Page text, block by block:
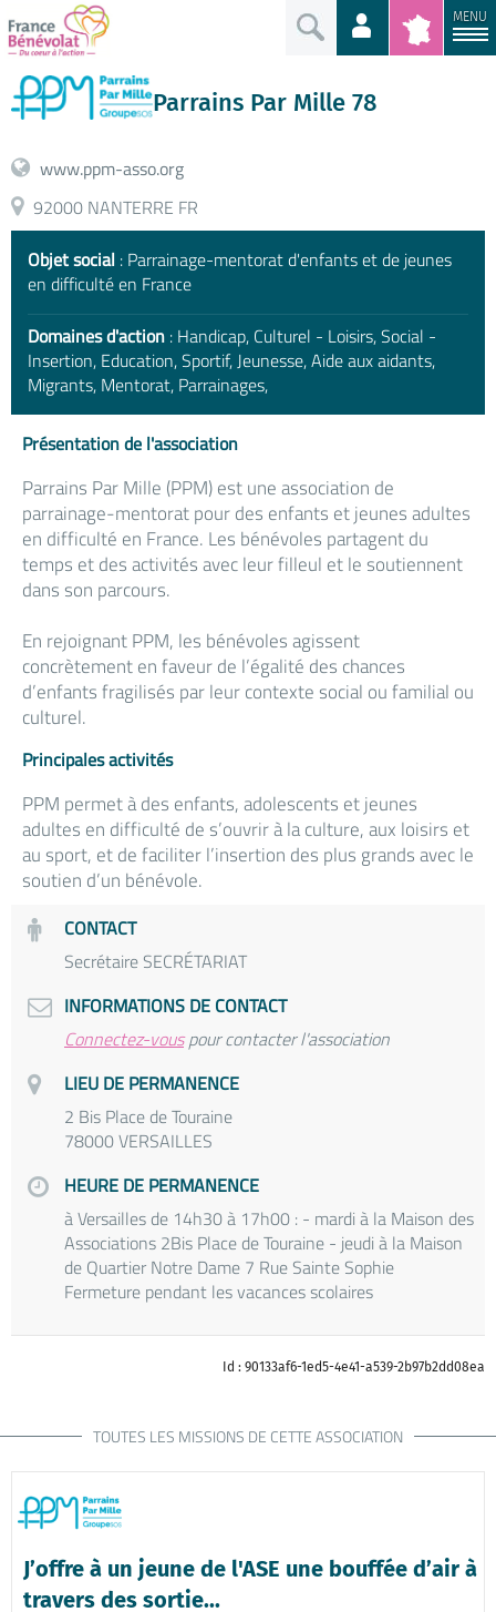
MENU
Parrains Par Mille 78
www.ppm-asso.org
92000 NANTERRE FR
Objet social : Parrainage-mentorat d'enfants et de jeunes
en difficulté en France
Domaines d'action : Handicap, Culturel - Loisirs, Social -
Insertion, Education, Sportif, Jeunesse, Aide aux aidants,
Migrants, Mentorat, Parrainages,
Présentation de l'association
Parrains Par Mille (PPM) est une association de
parrainage-mentorat pour des enfants et jeunes adultes
en difficulté en France. Les bénévoles partagent du
temps et des activités avec leur filleul et le soutiennent
dans son parcours.
En rejoignant PPM, les bénévoles agissent
concrètement en faveur de l’égalité des chances
d’enfants fragilisés par leur contexte social ou familial ou
culturel.
Principales activités
PPM permet à des enfants, adolescents et jeunes
adultes en difficulté de s’ouvrir à la culture, aux loisirs et
au sport, et de faciliter l’insertion des plus grands avec le
soutien d’un bénévole.
CONTACT
Secrétaire SECRÉTARIAT
INFORMATIONS DE CONTACT
Connectez-vouspour contacter l'association
LIEU DE PERMANENCE
2 Bis Place de Touraine
78000 VERSAILLES
HEURE DE PERMANENCE
à Versailles de 14h30 à 17h00 : - mardi à la Maison des
Associations 2Bis Place de Touraine - jeudi à la Maison
de Quartier Notre Dame 7 Rue Sainte Sophie
Fermeture pendant les vacances scolaires
Id : 90133af6-1ed5-4e41-a539-2b97b2dd08ea
TOUTES LES MISSIONS DE CETTE ASSOCIATION
J’offre à un jeune de l'ASE une bouffée d’air à
travers des sortie...